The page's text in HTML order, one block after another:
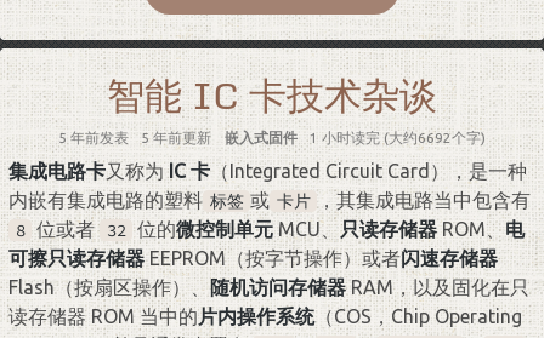
5 年前发表 5 年前更新 嵌入式固件 1 小时读完 (大约6692个字)
智能 IC 卡技术杂谈
集成电路卡又称为IC 卡（Integrated Circuit Card），是一种
内嵌有集成电路的塑料 标签 或 卡片 ，其集成电路当中包含有
8 位或者 32 位的微控制单元MCU、只读存储器ROM、电
可擦只读存储器EEPROM（按字节操作）或者闪速存储器
Flash（按扇区操作）、随机访问存储器RAM，以及固化在只
读存储器 ROM 当中的片内操作系统（COS，Chip Operating